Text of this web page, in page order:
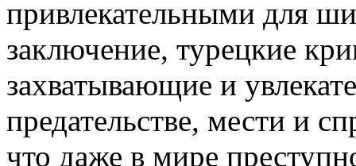
привлекательными для
заключение, турецкие
захватывающие и
предательстве, мести и
что даже в мире